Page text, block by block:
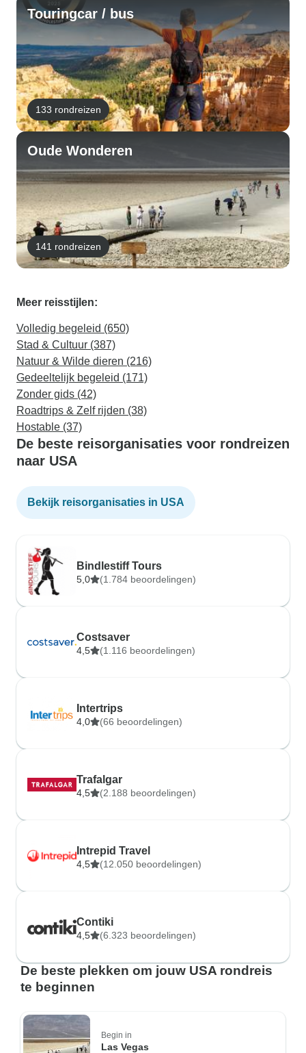
Touringcar / bus
133 rondreizen
Oude Wonderen
141 rondreizen
Meer reisstijlen:
Volledig begeleid (650)
Stad & Cultuur (387)
Natuur & Wilde dieren (216)
Gedeeltelijk begeleid (171)
Zonder gids (42)
Roadtrips & Zelf rijden (38)
Hostable (37)
De beste reisorganisaties voor rondreizen
naar USA
Bekijk reisorganisaties in USA
Bindlestiff Tours
5,0 (1.784 beoordelingen)
Costsaver
4,5 (1.116 beoordelingen)
Intertrips
4,0 (66 beoordelingen)
Trafalgar
4,5 (2.188 beoordelingen)
Intrepid Travel
4,5 (12.050 beoordelingen)
Contiki
4,5 (6.323 beoordelingen)
De beste plekken om jouw USA rondreis
te beginnen
Begin in
Las Vegas